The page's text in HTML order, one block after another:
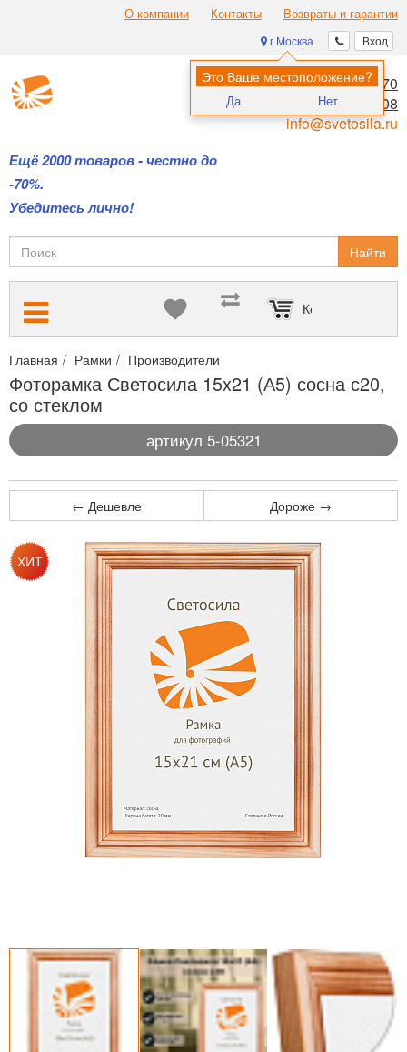
О компании Контакты Возвраты и гарантии
Вход
г Москва
Это Ваше местоположение?
Да Нет
Ещё 2000 товаров - честно до
-70%.
Убедитесь лично!
8 (495) 970-00-70
8 (800) 700-11-08
info@svetosila.ru
Найти
Корзина пуста
Главная Рамки Производители
Фоторамка Светосила 15x21 (А5) сосна с20,
со стеклом
артикул 5-05321
← Дешевле Дороже →